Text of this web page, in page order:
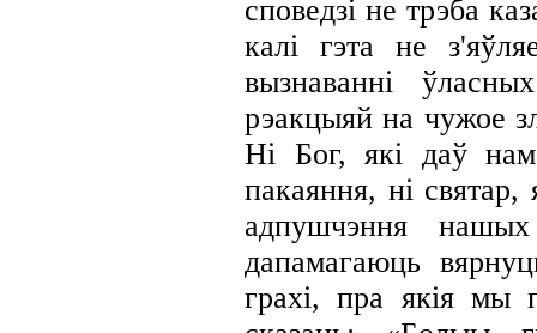
споведзі не трэба
калі гэта не
вызнаванні
рэакцыяй на чужое
Hi Бог, які даў
пакаяння, ні
адпушчэння
дапамагаюць
грахі, пра якія мы